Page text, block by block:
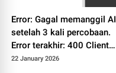
Error: Gagal memanggil AI
setelah 3 kali percobaan.
Error terakhir: 400 Client
Error: Bad Request for url:
22 January 2026